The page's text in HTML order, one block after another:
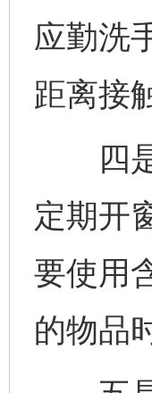
应勤洗
距离接
四是
定期开
要使用
的物品
完善运行机制